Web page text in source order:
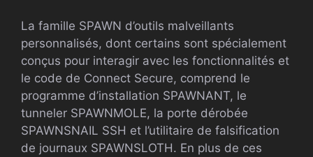
La famille SPAWN d’outils malveillants
personnalisés, dont certains sont spécialement
conçus pour interagir avec les fonctionnalités et
le code de Connect Secure, comprend le
programme d’installation SPAWNANT, le
tunneler SPAWNMOLE, la porte dérobée
SPAWNSNAIL SSH et l’utilitaire de falsification
de journaux SPAWNSLOTH. En plus de ces